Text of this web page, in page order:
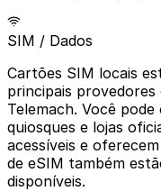
SIM / Dados
Cartões SIM locais
principais provedores
Telemach. Você
quiosques e lojas
acessíveis e
de eSIM também
disponíveis.